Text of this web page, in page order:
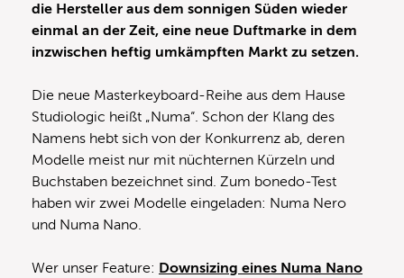
die Hersteller aus dem sonnigen Süden wieder
einmal an der Zeit, eine neue Duftmarke in dem
inzwischen heftig umkämpften Markt zu setzen.
Die neue Masterkeyboard-Reihe aus dem Hause
Studiologic heißt „Numa“. Schon der Klang des
Namens hebt sich von der Konkurrenz ab, deren
Modelle meist nur mit nüchternen Kürzeln und
Buchstaben bezeichnet sind. Zum bonedo-Test
haben wir zwei Modelle eingeladen: Numa Nero
und Numa Nano.
Wer unser Feature: Downsizing eines Numa Nano